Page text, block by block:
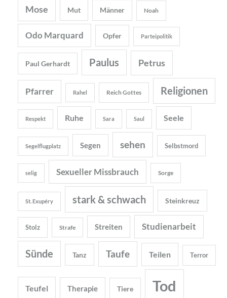
Mose Mut Männer Noah
Odo Marquard Opfer Parteipolitik
Paul Gerhardt Paulus Petrus
Pfarrer Rahel Reich Gottes Religionen
Respekt Ruhe Sara Saul Seele
Segelflugplatz Segen sehen Selbstmord
selig Sexueller Missbrauch Sorge
St. Exupéry stark & schwach Steinkreuz
Stolz Strafe Streiten Studienarbeit
Sünde Tanz Taufe Teilen Terror
Teufel Therapie Tiere Tod